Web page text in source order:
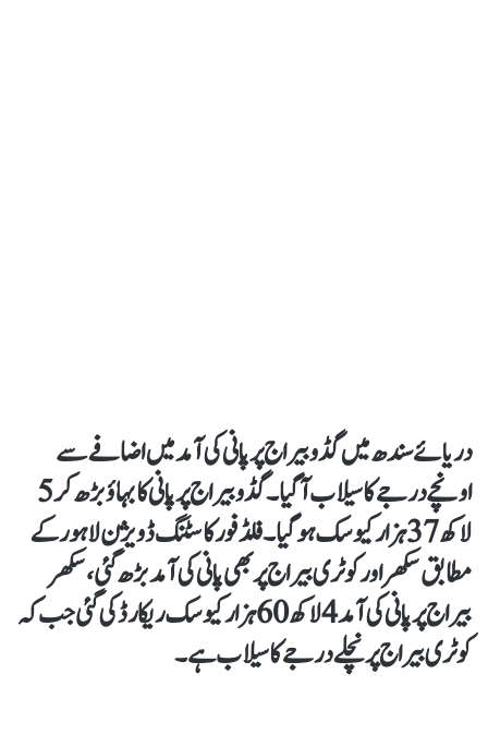
دریائے سندھ میں گڈو بیراج پر پانی کی آمد میں اضافے سے
اونچے درجے کا سیلاب آگیا۔گڈو بیراج پر پانی کا بہاؤ بڑھ کر 5
لاکھ37 ہزار کیوسک ہوگیا۔ فلڈ فورکاسٹنگ ڈویژن لاہور کے
مطابق سکھر اور کوٹری بیراج پر بھی پانی کی آمد بڑھ گئی، سکھر
بیراج پر پانی کی آمد 4 لاکھ 60 ہزار کیوسک ریکارڈ کی گئی جب کہ
کوٹری بیراج پر نچلے درجے کا سیلاب ہے۔